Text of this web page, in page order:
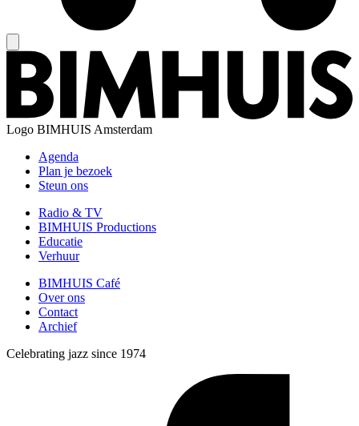
Logo BIMHUIS Amsterdam
Agenda
Plan je bezoek
Steun ons
Radio & TV
BIMHUIS Productions
Educatie
Verhuur
BIMHUIS Café
Over ons
Contact
Archief
Celebrating jazz since 1974